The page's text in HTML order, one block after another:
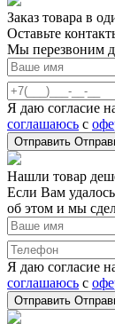
Заказ товара в
Оставьте
Мы перезвоним
Я даю согласие
соглашаюсь с
Отправить
Нашли товар
Если Вам
об этом и мы
Я даю согласие
соглашаюсь с
Отправить